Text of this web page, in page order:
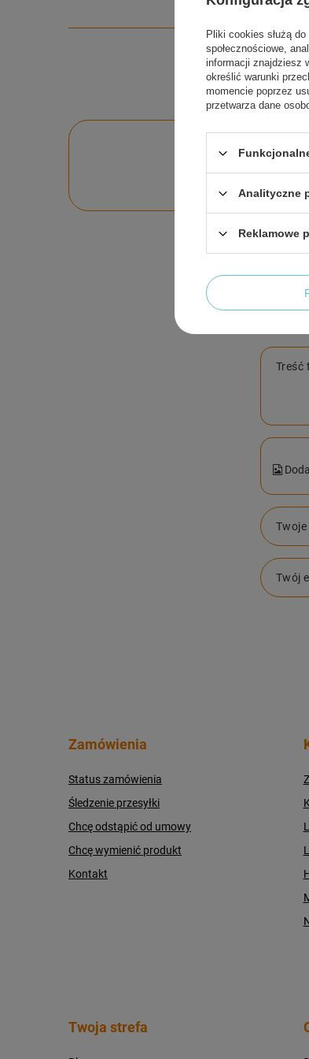
Zadaj
Treść
Twoje
Twój
Zamówienia
Status zamówienia
Śledzenie przesyłki
Chcę odstąpić od umowy
Chcę wymienić produkt
Kontakt
Twoja strefa
Pliki cookies służą
społecznościowe,
informacji znajdziesz
określić warunki
momencie poprzez
przetwarza dane
Analityczne
Reklamowe